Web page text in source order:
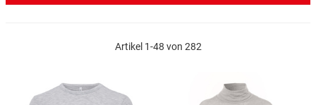
Artikel 1-48 von 282